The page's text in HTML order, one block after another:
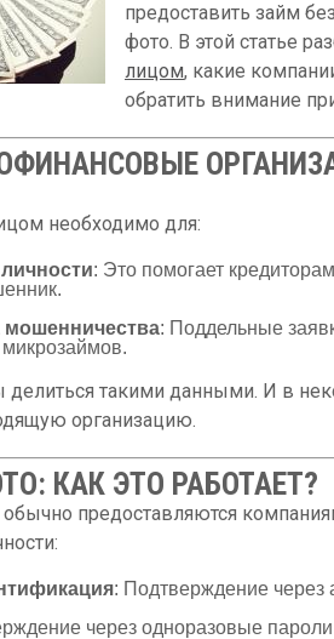
предоставить займ
фото. В этой статье
лицом, какие
обратить внимание
необходимо для:
: Это помогает
: Поддельные
делиться такими данными. И в
организацию.
КАК ЭТО РАБОТАЕТ?
предоставляются
: Подтверждение через
через одноразовые